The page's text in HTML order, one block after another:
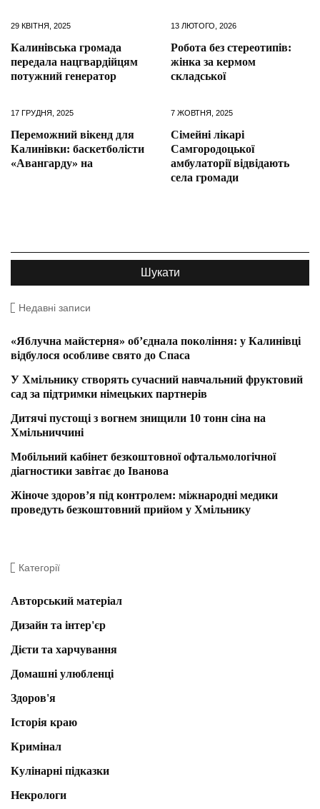
29 КВІТНЯ, 2025
Калинівська громада
передала нацгвардійцям
потужний генератор
13 ЛЮТОГО, 2026
Робота без стереотипів:
жінка за кермом
складської
17 ГРУДНЯ, 2025
Переможний вікенд для
Калинівки: баскетболісти
«Авангарду» на
7 ЖОВТНЯ, 2025
Сімейні лікарі
Самгородоцької
амбулаторії відвідають
села громади
Недавні записи
«Яблучна майстерня» об’єднала покоління: у Калинівці
відбулося особливе свято до Спаса
У Хмільнику створять сучасний навчальний фруктовий
сад за підтримки німецьких партнерів
Дитячі пустощі з вогнем знищили 10 тонн сіна на
Хмільниччині
Мобільний кабінет безкоштовної офтальмологічної
діагностики завітає до Іванова
Жіноче здоров’я під контролем: міжнародні медики
проведуть безкоштовний прийом у Хмільнику
Категорії
Авторський матеріал
Дизайн та інтер'єр
Дієти та харчування
Домашні улюбленці
Здоров'я
Історія краю
Кримінал
Кулінарні підказки
Некрологи